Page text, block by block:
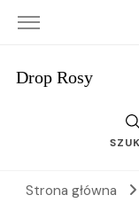
Drop Rosy
Strona główna